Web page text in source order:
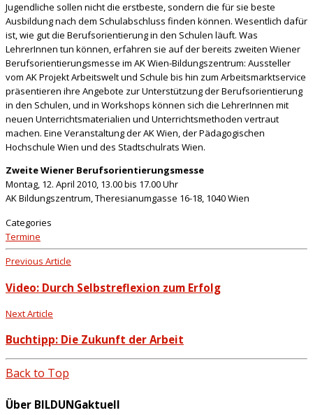
Jugendliche sollen nicht die erstbeste, sondern die für sie beste
Ausbildung nach dem Schulabschluss finden können. Wesentlich dafür
ist, wie gut die Berufsorientierung in den Schulen läuft. Was
LehrerInnen tun können, erfahren sie auf der bereits zweiten Wiener
Berufsorientierungsmesse im AK Wien-Bildungszentrum: Aussteller
vom AK Projekt Arbeitswelt und Schule bis hin zum Arbeitsmarktservice
präsentieren ihre Angebote zur Unterstützung der Berufsorientierung
in den Schulen, und in Workshops können sich die LehrerInnen mit
neuen Unterrichtsmaterialien und Unterrichtsmethoden vertraut
machen. Eine Veranstaltung der AK Wien, der Pädagogischen
Hochschule Wien und des Stadtschulrats Wien.
Zweite Wiener Berufsorientierungsmesse
Montag, 12. April 2010, 13.00 bis 17.00 Uhr
AK Bildungszentrum, Theresianumgasse 16-18, 1040 Wien
Categories
Termine
Previous Article
Video: Durch Selbstreflexion zum Erfolg
Next Article
Buchtipp: Die Zukunft der Arbeit
Back to Top
Über BILDUNGaktuell